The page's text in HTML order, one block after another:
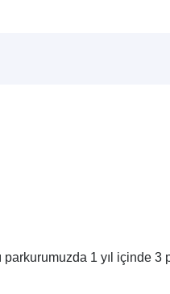
parkurumuzda 1 yıl içinde